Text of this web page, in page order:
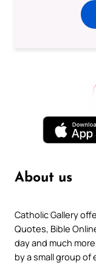
About us
Catholic Gallery
Quotes, Bible
day and much
by a small group